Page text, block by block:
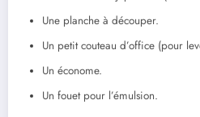
Une planche à découper.
Un petit couteau d’office (pour
Un économe.
Un fouet pour l’émulsion.